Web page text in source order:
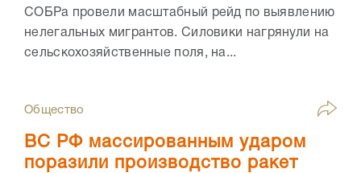
СОБРа провели масштабный рейд по выявлению
нелегальных мигрантов. Силовики нагрянули на
сельскохозяйственные поля, на...
Общество
ВС РФ массированным ударом
поразили производство ракет